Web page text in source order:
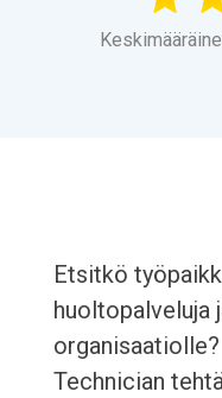
Etsitkö
huoltopalveluja
Technician